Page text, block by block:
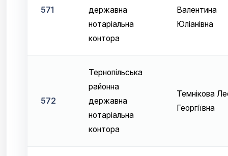
571
державна
нотаріальна
контора
Валентина
Юліанівна
572
Тернопільська
районна
державна
нотаріальна
контора
Темнікова
Георгіївна